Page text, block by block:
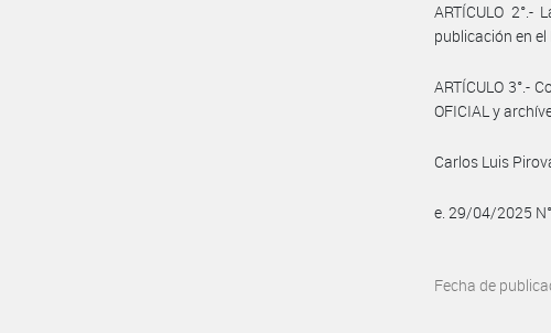
ARTÍCULO
publicación en
ARTÍCULO 3°.-
OFICIAL y
Carlos Luis
e. 29/04/2025
Fecha de